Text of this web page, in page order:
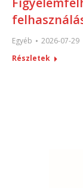
Egyéb
2026-07-29
Részletek